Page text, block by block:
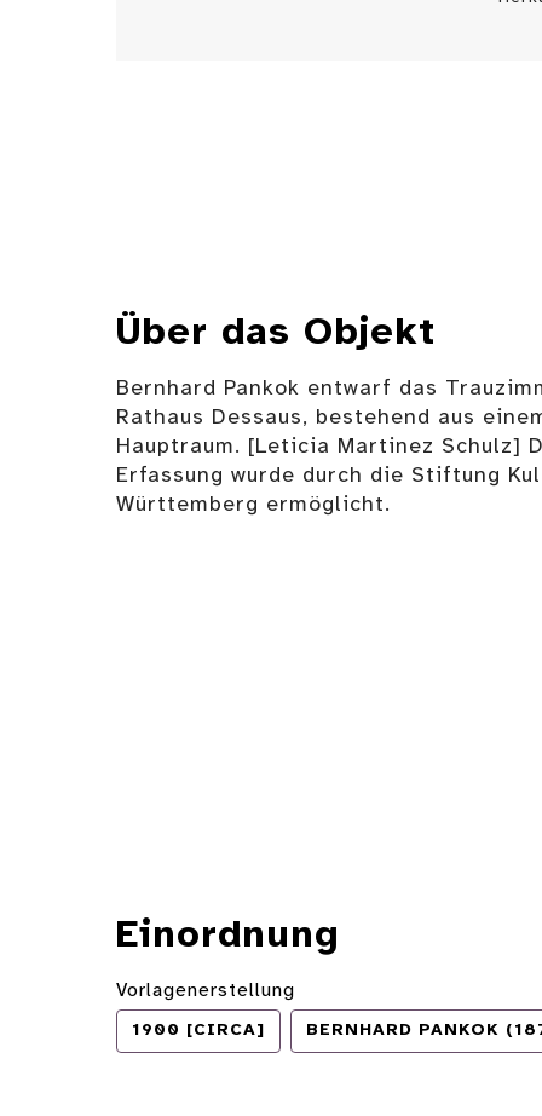
Über das Objekt
Bernhard Pankok entwarf das
Rathaus Dessaus, bestehend aus
Hauptraum. [Leticia Martinez Schulz]
Erfassung wurde durch die Stiftung
Württemberg ermöglicht.
Einordnung
Vorlagenerstellung
1900 [CIRCA] BERNHARD PANKOK